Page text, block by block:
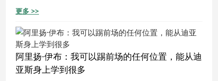
更多 >>
阿里扬·伊布：我可以踢前场的任何位置，能从迪
亚斯身上学到很多